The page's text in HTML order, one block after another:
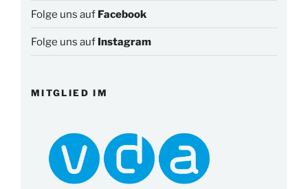
Folge uns auf Facebook
Folge uns auf Instagram
MITGLIED IM